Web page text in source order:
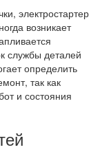
электростартер
возникает
службы деталей
определить
так как
и состояния